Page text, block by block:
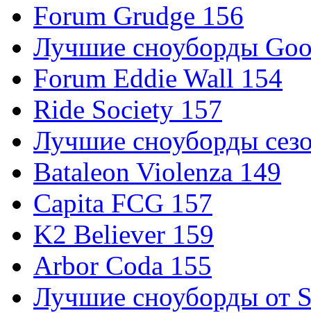
Forum Grudge 156
Лучшие сноуборды
Forum Eddie Wall 154
Ride Society 157
Лучшие сноуборды
Bataleon Violenza 149
Capita FCG 157
K2 Believer 159
Arbor Coda 155
Лучшие сноуборды от